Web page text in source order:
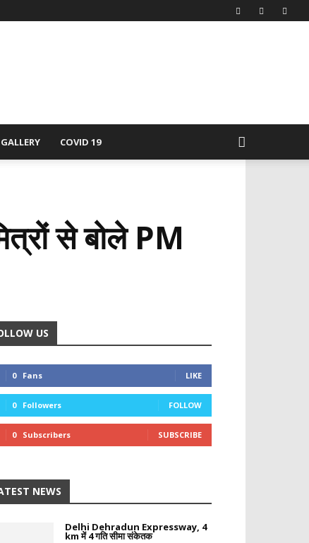
GALLERY COVID 19
से बोले PM
US
0 Fans LIKE
0 Followers FOLLOW
0 Subscribers SUBSCRIBE
NEWS
Delhi Dehradun Expressway, 4
km में 4 गति सीमा संकेतक